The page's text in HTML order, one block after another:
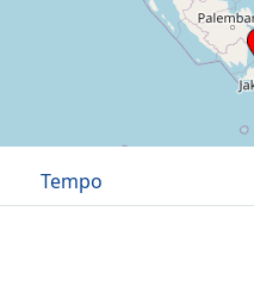
Tempo